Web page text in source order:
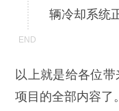
辆冷却系统
以上就是给各位
项目的全部内容了。